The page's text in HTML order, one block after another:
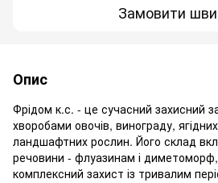
Замовити
Опис
Фрідом к.с. - це сучасний захисний
хворобами овочів, винограду,
ландшафтних рослин. Його склад
речовини - флуазинам і
комплексний захист із тривалим